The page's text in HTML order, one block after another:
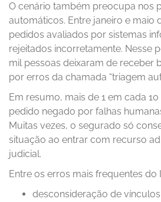
O cenário também preocupa nos
automáticos. Entre janeiro e maio
pedidos avaliados por sistemas
rejeitados incorretamente. Nesse
mil pessoas deixaram de receber
por erros da chamada “triagem
Em resumo, mais de 1 em cada
pedido negado por falhas
Muitas vezes, o segurado só
situação ao entrar com recurso
judicial.
Entre os erros mais frequentes do
desconsideração de